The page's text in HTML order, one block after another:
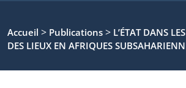
Accueil > Publications > L’ÉTAT DANS
DES LIEUX EN AFRIQUES